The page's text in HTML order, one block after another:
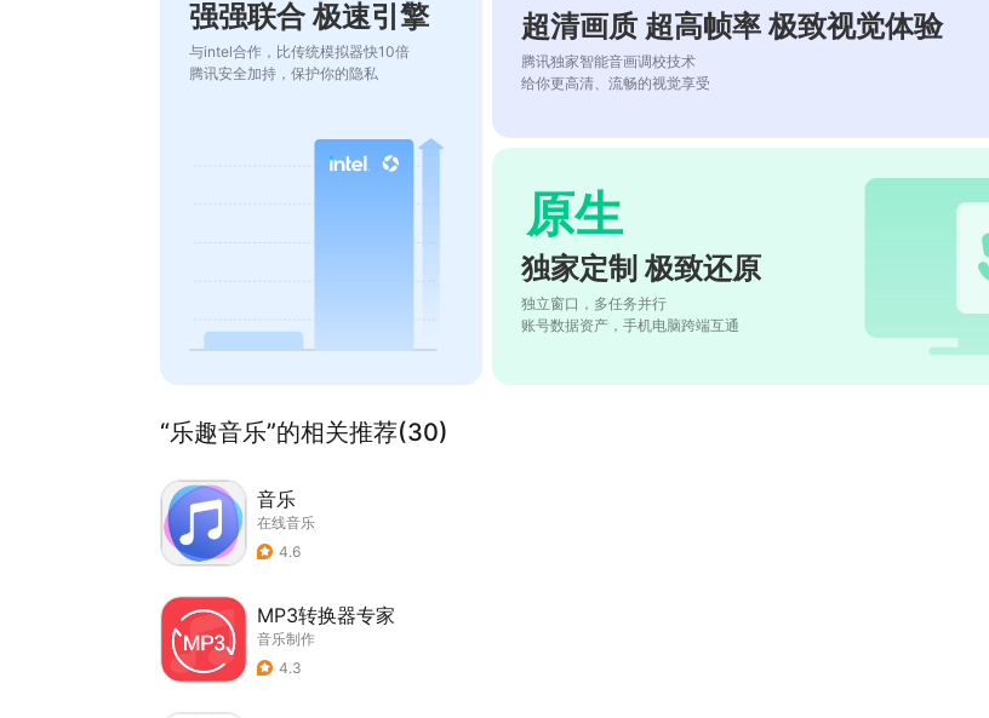
强强联合 极速引擎
与intel合作，比传统模拟器快10倍
腾讯安全加持，保护你的隐私
超清画质 超高帧率 极致视觉体验
腾讯独家智能音画调校技术
给你更高清、流畅的视觉享受
原生
独家定制 极致还原
独立窗口，多任务并行
账号数据资产，手机电脑跨端互通
“乐趣音乐”的相关推荐(30)
音乐
在线音乐
4.6
MP3转换器专家
音乐制作
4.3